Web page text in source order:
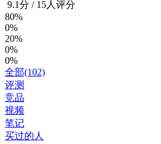
9.1分 / 15人评分
80%
0%
20%
0%
0%
全部(102)
评测
竞品
视频
笔记
买过的人